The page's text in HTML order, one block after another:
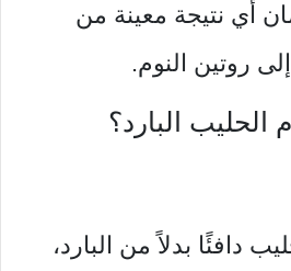
أي نتيجة معينة من
إلى روتين النوم.
الحليب البارد؟
دافئًا بدلاً من البارد،